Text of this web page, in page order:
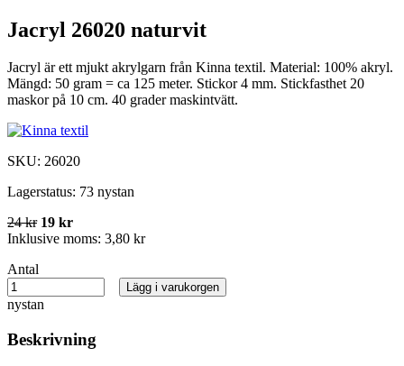
Jacryl 26020 naturvit
Jacryl är ett mjukt akrylgarn från Kinna textil. Material: 100% akryl.
Mängd: 50 gram = ca 125 meter. Stickor 4 mm. Stickfasthet 20
maskor på 10 cm. 40 grader maskintvätt.
SKU: 26020
Lagerstatus: 73 nystan
24 kr 19 kr
Inklusive moms: 3,80 kr
Antal
nystan
Lägg i varukorgen
Beskrivning